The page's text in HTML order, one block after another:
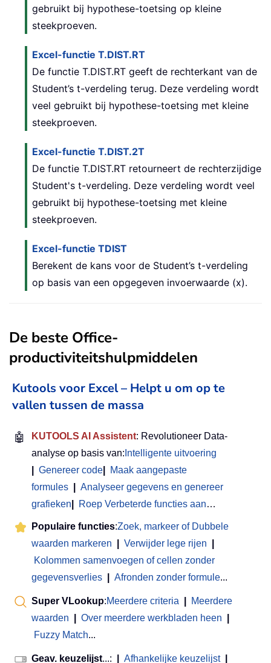
gebruikt bij hypothese-toetsing op kleine
steekproeven.
Excel-functie T.DIST.RT
De functie T.DIST.RT geeft de rechterkant van de
Student’s t-verdeling terug. Deze verdeling wordt
veel gebruikt bij hypothese-toetsing met kleine
steekproeven.
Excel-functie T.DIST.2T
De functie T.DIST.RT retourneert de rechterzijdige
Student's t-verdeling. Deze verdeling wordt veel
gebruikt bij hypothese-toetsing met kleine
steekproeven.
Excel-functie TDIST
Berekent de kans voor de Student’s t-verdeling
op basis van een opgegeven invoerwaarde (x).
De beste Office-
productiviteitshulpmiddelen
Kutools voor Excel – Helpt u om op te
vallen tussen de massa
🤖 KUTOOLS AI Assistent: Revolutioneer Data-
analyse op basis van: Intelligente uitvoering
Genereer code
Maak aangepaste
formules
Analyseer gegevens en genereer
grafieken
Roep Verbeterde functies aan…
Populaire functies:Zoek, markeer of Dubbele
waarden markeren
Verwijder lege rijen
Kolommen samenvoegen of cellen zonder
gegevensverlies
Afronden zonder formule...
Super VLookup:Meerdere criteria
Meerdere
waarden
Over meerdere werkbladen heen
Fuzzy Match...
Geav. keuzelijst...: Afhankelijke keuzelijst